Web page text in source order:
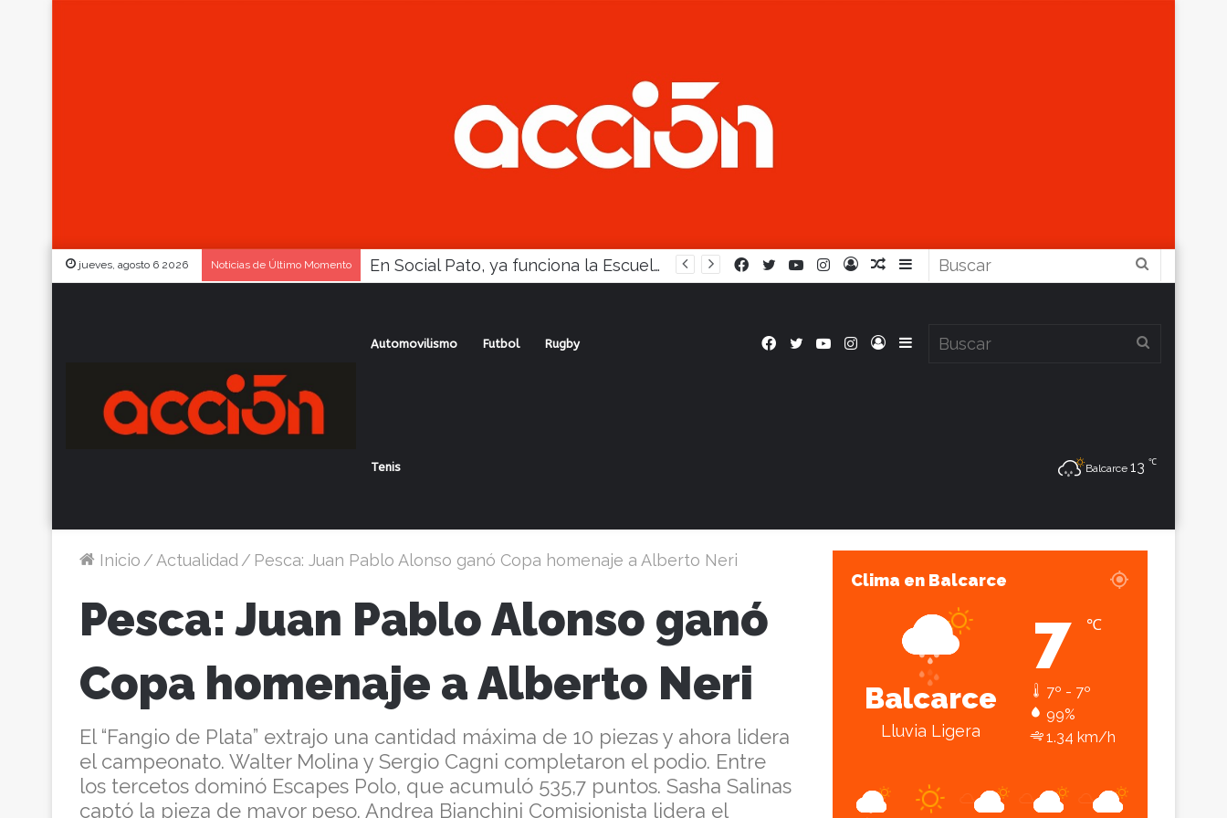
jueves, agosto 6 2026 Noticias de Último Momento Con atractivos, el fútbol busca reactivarse este fin de semana
Barra
Artículo
Iniciar
Instagram
YouTube
Twitter
Facebook
Automovilismo Futbol Rugby
Tenis
Barra
Iniciar
Instagram
YouTube
Twitter
Facebook
Balcarce 13 ℃
Inicio / Actualidad / Pesca: Juan Pablo Alonso ganó Copa homenaje a Alberto Neri
Pesca: Juan Pablo Alonso ganó
Copa homenaje a Alberto Neri
El “Fangio de Plata” extrajo una cantidad máxima de 10 piezas y ahora lidera
el campeonato. Walter Molina y Sergio Cagni completaron el podio. Entre
los tercetos dominó Escapes Polo, que acumuló 535,7 puntos. Sasha Salinas
captó la pieza de mayor peso. Andrea Bianchini Comisionista lidera el
Clima en Balcarce
Balcarce
Lluvia Ligera
7 ℃
7º - 7º
99%
1.34 km/h